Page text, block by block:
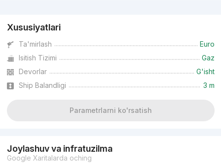
Xususiyatlari
Ta'mirlash
Euro
Isitish Tizimi
Gaz
Devorlar
G'isht
Ship Balandligi
3 m
Parametrlarni ko'rsatish
Joylashuv va infratuzilma
Google Xaritalarda oching